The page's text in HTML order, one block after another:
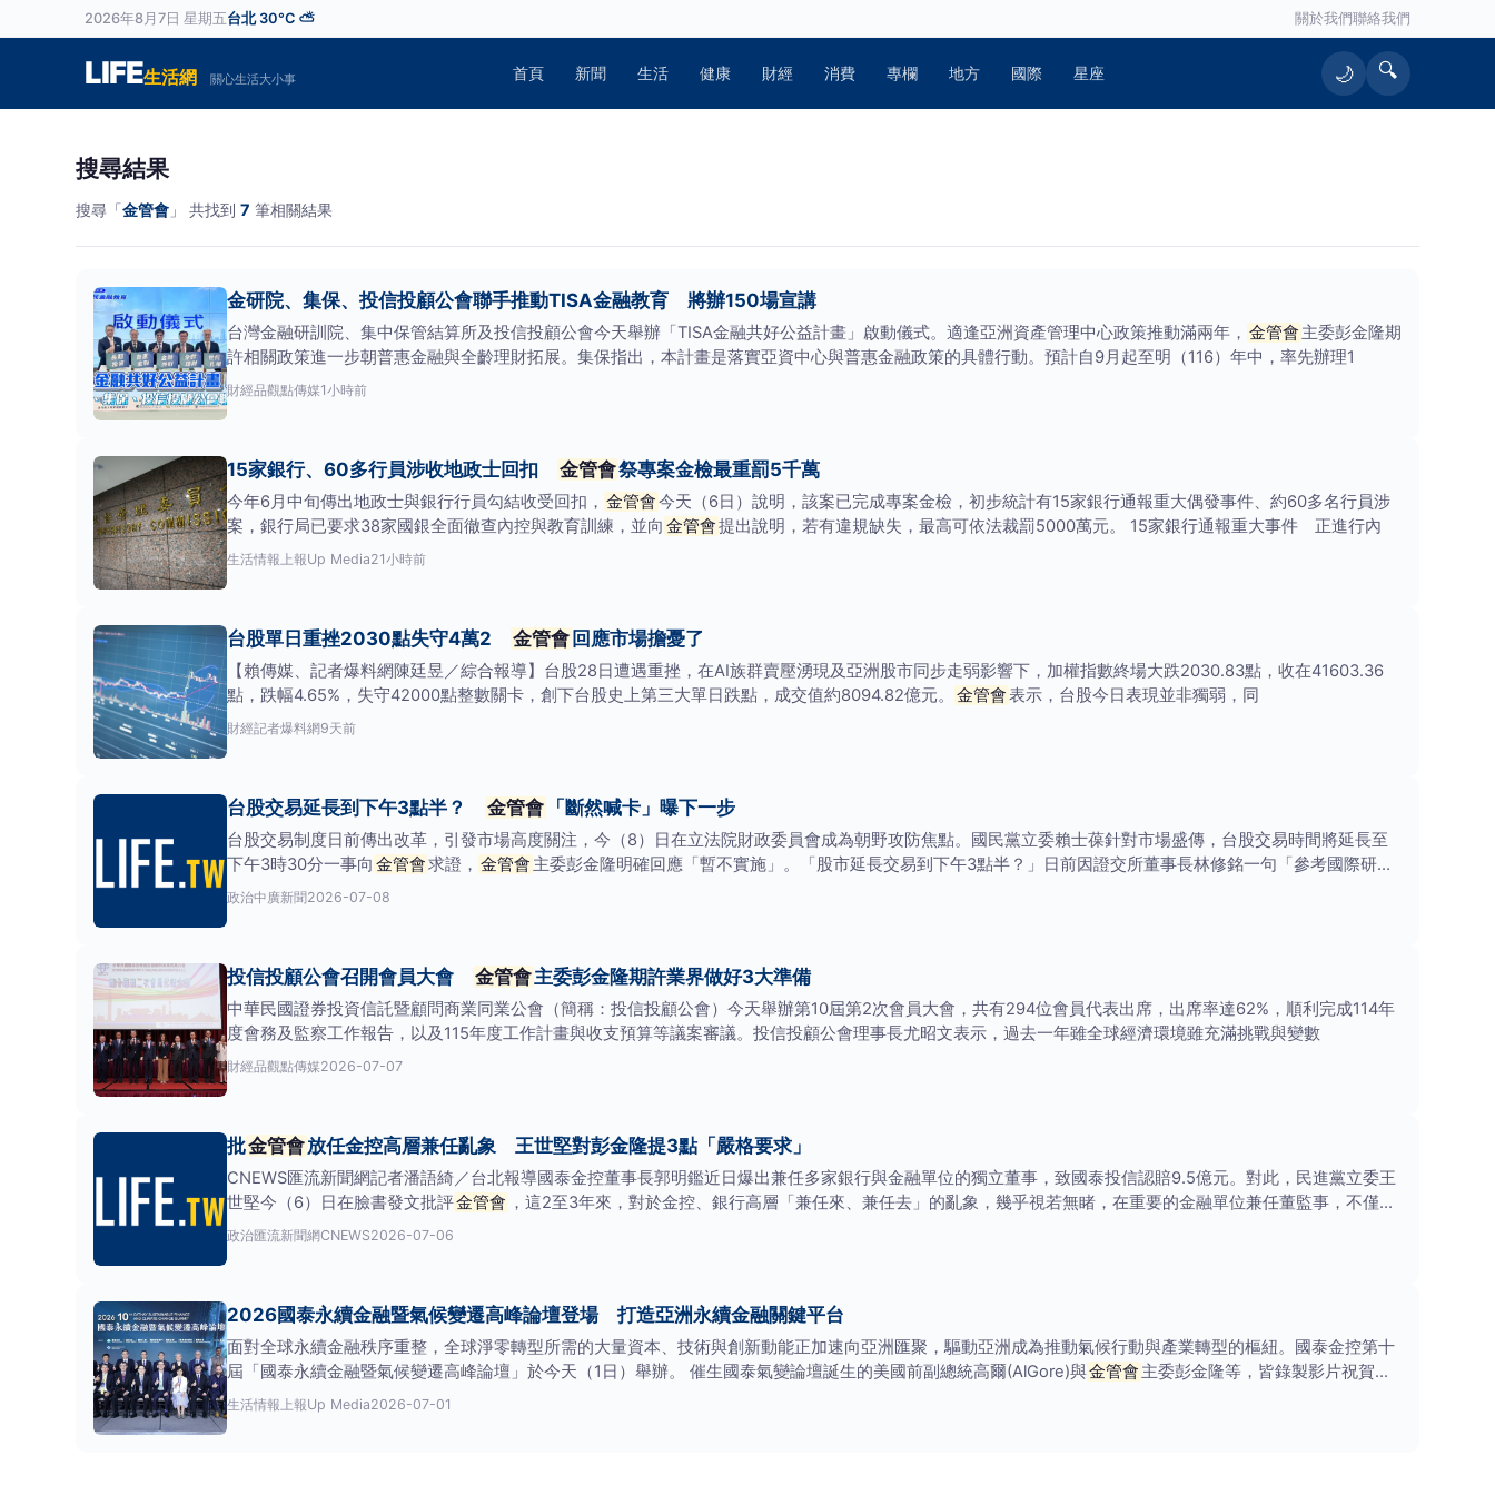
2026年8月7日 星期五台北 30°C ⛅ 關於我們聯絡我們
LIFE生活網 關心生活大小事 首頁 新聞 生活 健康 財經 消費 專欄 地方 國際 星座 🌙 🔍
搜尋結果
搜尋「金管會 」 共找到 7 筆相關結果
金研院、集保、投信投顧公會聯手推動TISA金融教育 將辦150場宣講
台灣金融研訓院、集中保管結算所及投信投顧公會今天舉辦「TISA金融共好公益計畫」啟動儀式。適逢亞洲資產管理中心政策推動滿兩年， 金管會 主委彭金隆期
許相關政策進一步朝普惠金融與全齡理財拓展。集保指出，本計畫是落實亞資中心與普惠金融政策的具體行動。預計自9月起至明（116）年中，率先辦理1
財經品觀點傳媒1小時前
15家銀行、60多行員涉收地政士回扣 金管會祭專案金檢最重罰5千萬
今年6月中旬傳出地政士與銀行行員勾結收受回扣， 金管會今天（6日）說明，該案已完成專案金檢，初步統計有15家銀行通報重大偶發事件、約60多名行員涉
案，銀行局已要求38家國銀全面徹查內控與教育訓練，並向 金管會提出說明，若有違規缺失，最高可依法裁罰5000萬元。 15家銀行通報重大事件 正進行內
生活情報 上報Up Media21小時前
台股單日重挫2030點失守4萬2 金管會 回應市場擔憂了
【賴傳媒、記者爆料網陳廷昱／綜合報導】台股28日遭遇重挫，在AI族群賣壓湧現及亞洲股市同步走弱影響下，加權指數終場大跌2030.83點，收在41603.36
點，跌幅4.65%，失守42000點整數關卡，創下台股史上第三大單日跌點，成交值約8094.82億元。
金管會表示，台股今日表現並非獨弱，同
財經記者爆料網9天前
台股交易延長到下午3點半？ 金管會 「斷然喊卡」曝下一步
台股交易制度日前傳出改革，引發市場高度關注，今（8）日在立法院財政委員會成為朝野攻防焦點。國民黨立委賴士葆針對市場盛傳，台股交易時間將延長至
下午3時30分一事向 金管會求證， 金管會 主委彭金隆明確回應「暫不實施」。「股市延長交易到下午3點半？」日前因證交所董事長林修銘一句「參考國際研議
中」，連日引發市
政治中廣新聞2026-07-08
投信投顧公會召開會員大會 金管會主委彭金隆期許業界做好3大準備
中華民國證券投資信託暨顧問商業同業公會（簡稱：投信投顧公會）今天舉辦第10屆第2次會員大會，共有294位會員代表出席，出席率達62%，順利完成114年
度會務及監察工作報告，以及115年度工作計畫與收支預算等議案審議。投信投顧公會理事長尤昭文表示，過去一年雖全球經濟環境雖充滿挑戰與變數
財經品觀點傳媒2026-07-07
批金管會放任金控高層兼任亂象 王世堅對彭金隆提3點「嚴格要求」
CNEWS匯流新聞網記者潘語綺／台北報導國泰金控董事長郭明鑑近日爆出兼任多家銀行與金融單位的獨立董事，致國泰投信認賠9.5億元。對此，民進黨立委王
世堅今（6）日在臉書發文批評金管會 ，這2至3年來，對於金控、銀行高層「兼任來、兼任去」的亂象，幾乎視若無睹，在重要的金融單位兼任董監事，不僅嚴
重涉
政治匯流新聞網CNEWS2026-07-06
2026國泰永續金融暨氣候變遷高峰論壇登場 打造亞洲永續金融關鍵平台
面對全球永續金融秩序重整，全球淨零轉型所需的大量資本、技術與創新動能正加速向亞洲匯聚，驅動亞洲成為推動氣候行動與產業轉型的樞紐。國泰金控第十
屆「國泰永續金融暨氣候變遷高峰論壇」於今天（1日）舉辦。 催生國泰氣變論壇誕生的美國前副總統高爾(AlGore)與金管會 主委彭金隆等，皆錄製影片祝賀。
本
生活情報 上報Up Media2026-07-01